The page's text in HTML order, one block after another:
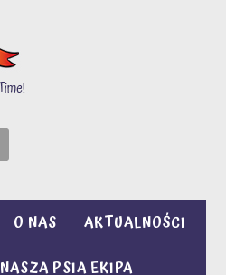
O NAS
AKTUALNOŚCI
NASZA PSIA EKIPA